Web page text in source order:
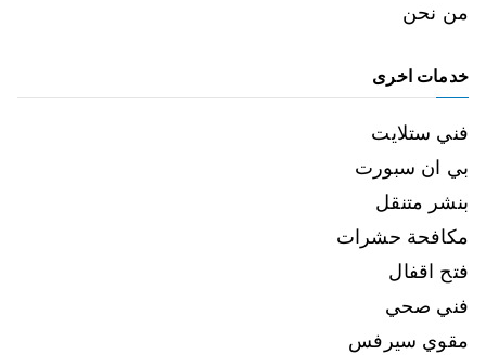
من نحن
خدمات اخرى
فني ستلايت
بي ان سبورت
بنشر متنقل
مكافحة حشرات
فتح اقفال
فني صحي
مقوي سيرفس